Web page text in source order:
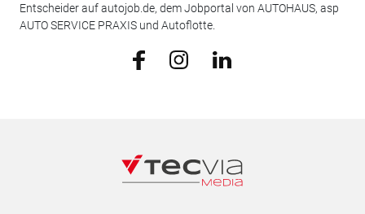
Entscheider auf autojob.de, dem Jobportal von AUTOHAUS, asp
AUTO SERVICE PRAXIS und Autoflotte.